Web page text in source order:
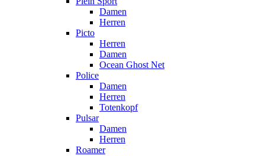
Damen
Herren
Picto
Herren
Damen
Ocean Ghost Net
Police
Damen
Herren
Totenkopf
Pulsar
Damen
Herren
Roamer